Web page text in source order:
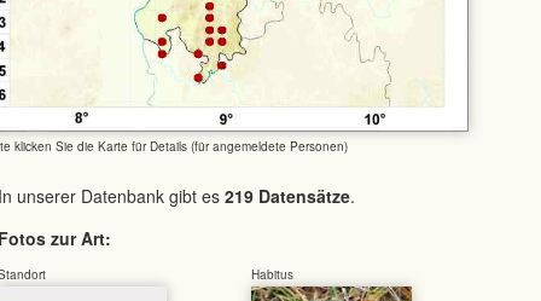
klicken Sie die Karte für Details (für angemeldete Personen)
unserer Datenbank gibt es 219 Datensätze.
zur Art:
Habitus